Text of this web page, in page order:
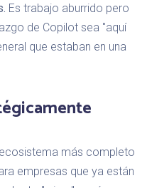
Es trabajo aburrido pero
de Copilot sea "aquí
que estaban en una
más completo
empresas que ya están